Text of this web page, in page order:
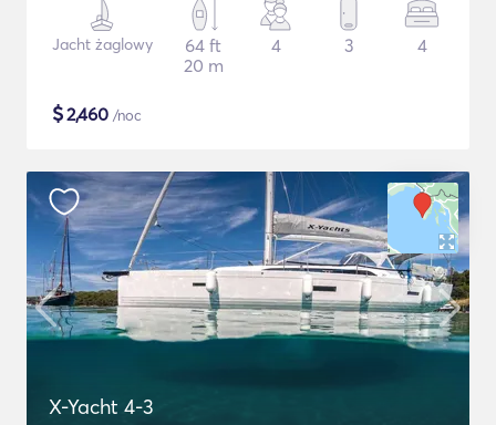
Jacht żaglowy
64 ft
20 m
4 3 4
$2,460 /noc
X-Yacht 4-3